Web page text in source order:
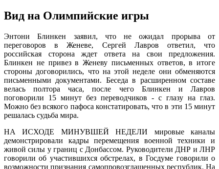
Вид на Олимпийские игры
Энтони Блинкен заявил, что не ожидал прорыва от
переговоров в Женеве, Сергей Лавров ответил, что
российская сторона ждет ответа на свои предложения.
Блинкен не привез в Женеву письменных ответов, в итоге
стороны договорились, что на этой неделе они обменяются
письменными документами. Беседа в расширенном составе
велась полтора часа, после чего Блинкен и Лавров
поговорили 15 минут без переводчиков - с глазу на глаз.
Можно без всякого пафоса констатировать, что в эти 15 минут
решалась судьба мира.
НА ИСХОДЕ МИНУВШЕЙ НЕДЕЛИ мировые каналы
демонстрировали кадры перемещения военной техники и
живой силы у границ с Донбассом. Руководители ДНР и ЛНР
говорили об участившихся обстрелах, в Госдуме говорили о
возможности признания самопровозглашенных республик. На